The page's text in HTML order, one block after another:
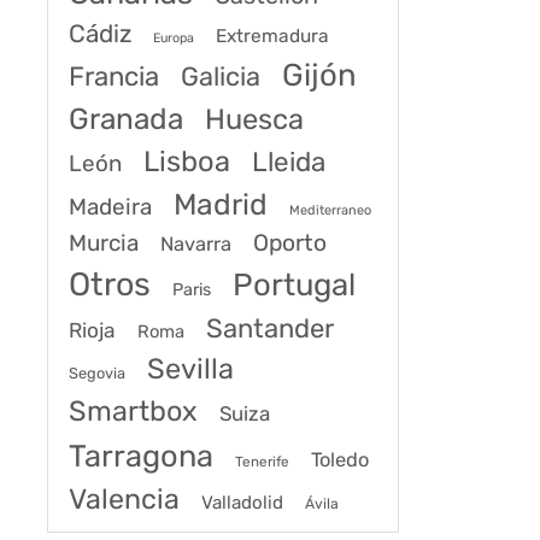
Cádiz
Europa Extremadura
Francia Galicia Gijón
Granada Huesca
León Lisboa Lleida
Madeira Madrid Mediterraneo
Murcia Navarra Oporto
Otros Paris Portugal
Rioja Roma Santander
Segovia
Sevilla
Smartbox
Suiza
Tarragona Tenerife Toledo
Valencia Valladolid Ávila